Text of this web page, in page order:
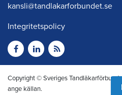
kansli@tandlakarforbundet.se
Integritetspolicy
Copyright © Sveriges
ange källan.